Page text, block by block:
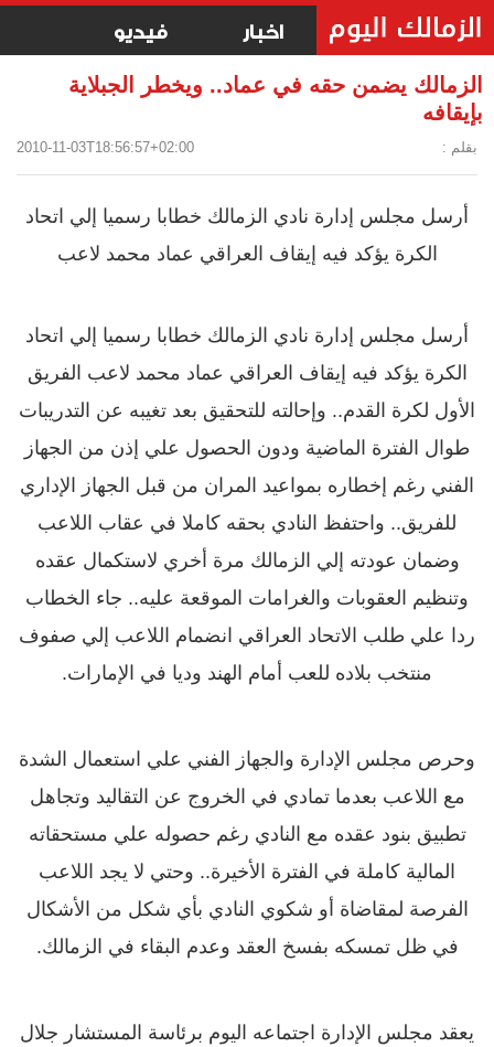
اخبار فيديو
الزمالك يضمن حقه في عماد.. ويخطر الجبلاية
بإيقافه
بقلم : 2010-11-03T18:56:57+02:00
أرسل مجلس إدارة نادي الزمالك خطابا رسميا إلي اتحاد
الكرة يؤكد فيه إيقاف العراقي عماد محمد لاعب
أرسل مجلس إدارة نادي الزمالك خطابا رسميا إلي اتحاد
الكرة يؤكد فيه إيقاف العراقي عماد محمد لاعب الفريق
الأول لكرة القدم.. وإحالته للتحقيق بعد تغيبه عن التدريبات
طوال الفترة الماضية ودون الحصول علي إذن من الجهاز
الفني رغم إخطاره بمواعيد المران من قبل الجهاز الإداري
للفريق.. واحتفظ النادي بحقه كاملا في عقاب اللاعب
وضمان عودته إلي الزمالك مرة أخري لاستكمال عقده
وتنظيم العقوبات والغرامات الموقعة عليه.. جاء الخطاب
ردا علي طلب الاتحاد العراقي انضمام اللاعب إلي صفوف
منتخب بلاده للعب أمام الهند وديا في الإمارات.
وحرص مجلس الإدارة والجهاز الفني علي استعمال الشدة
مع اللاعب بعدما تمادي في الخروج عن التقاليد وتجاهل
تطبيق بنود عقده مع النادي رغم حصوله علي مستحقاته
المالية كاملة في الفترة الأخيرة.. وحتي لا يجد اللاعب
الفرصة لمقاضاة أو شكوي النادي بأي شكل من الأشكال
في ظل تمسكه بفسخ العقد وعدم البقاء في الزمالك.
يعقد مجلس الإدارة اجتماعه اليوم برئاسة المستشار جلال